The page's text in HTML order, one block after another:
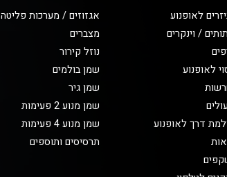
לאופנוע
/ וינקרים
לאופנוע
דרך לאופנוע
אגזוזים / מערכות פליטה
מצברים
נוזל קירור
שמן בולמים
שמן גיר
שמן מנוע 2 פעימות
שמן מנוע 4 פעימות
תרסיסים ותוספים